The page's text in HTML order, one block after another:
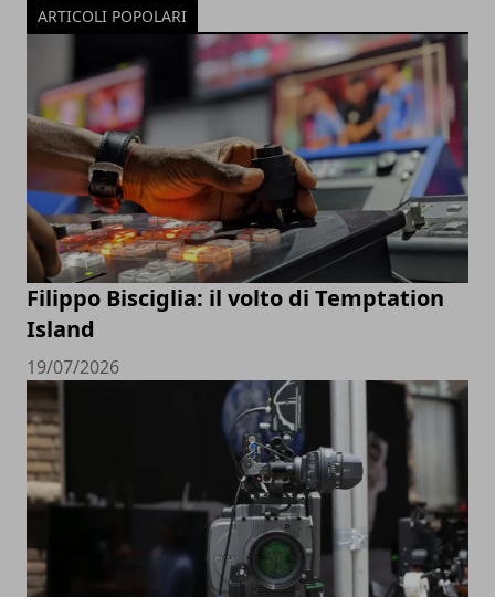
ARTICOLI POPOLARI
Filippo Bisciglia: il volto di Temptation
Island
19/07/2026